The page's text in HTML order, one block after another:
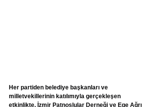
Her partiden belediye başkanları ve
milletvekillerinin katılımıyla gerçekleşen
etkinlikte, İzmir Patnoslular Derneği ve Ege Ağrı